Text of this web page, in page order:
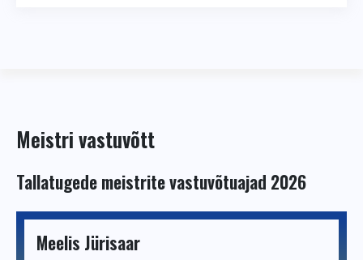
Meistri vastuvõtt
Tallatugede meistrite vastuvõtuajad 2026
Meelis Jürisaar